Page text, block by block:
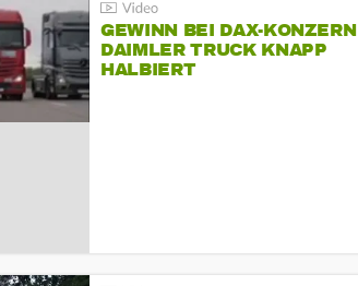
GEWINN BEI DAX-KONZERN
DAIMLER TRUCK KNAPP
HALBIERT